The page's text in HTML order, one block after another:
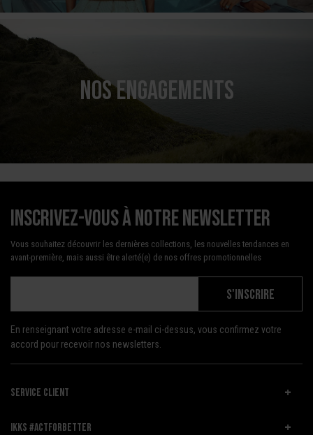
NOS ENGAGEMENTS
Inscrivez-vous à notre newsletter
Vous souhaitez découvrir les dernières collections, les nouvelles tendances en
avant-première, mais aussi être alerté(e) de nos offres promotionnelles
S'INSCRIRE
En renseignant votre adresse e-mail ci-dessus, vous confirmez votre
accord pour recevoir nos newsletters.
SERVICE CLIENT
IKKS #ACTFORBETTER